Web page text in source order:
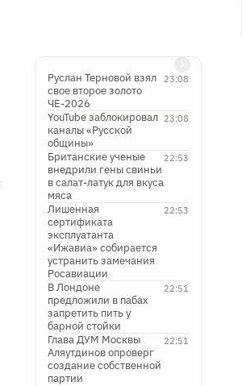
23:08
Руслан Терновой взял
свое второе золото
ЧЕ-2026
23:08
YouTube заблокировал
каналы «Русской
общины»
22:53
Британские ученые
внедрили гены свиньи
в салат-латук для вкуса
мяса
22:53
Лишенная
сертификата
эксплуатанта
«Ижавиа» собирается
устранить замечания
Росавиации
22:51
В Лондоне
предложили в пабах
запретить пить у
барной стойки
22:51
Глава ДУМ Москвы
Аляутдинов опроверг
создание собственной
партии